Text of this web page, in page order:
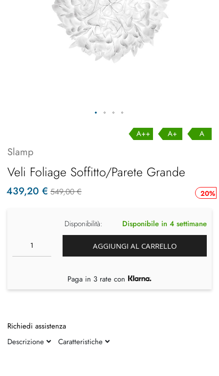
A++ A+ A
Slamp
Veli Foliage Soffitto/Parete Grande
20%
439,20 € 549,00 €
Disponibilità: Disponibile in 4 settimane
AGGIUNGI AL CARRELLO
Paga in 3 rate con
Richiedi assistenza
Descrizione
Caratteristiche